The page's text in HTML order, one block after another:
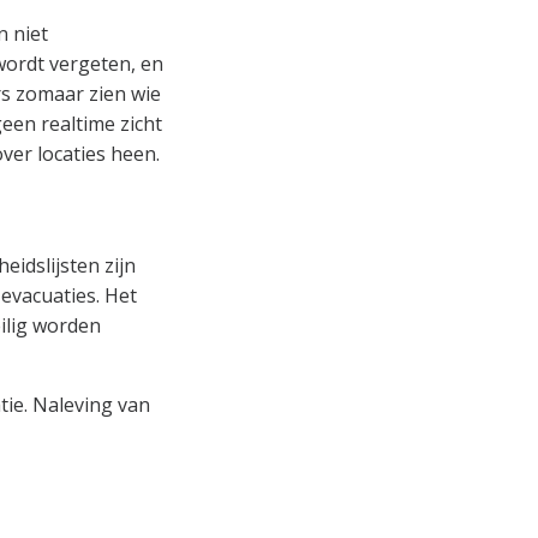
niet
vergeten, en
zomaar zien wie
realtime zicht
locaties heen.
zijn
Het
worden
Naleving van